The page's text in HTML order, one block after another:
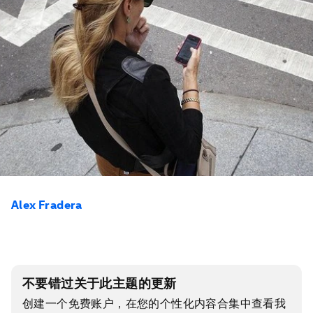
Alex Fradera
不要错过关于此主题的更新
创建一个免费账户，在您的个性化内容合集中查看我